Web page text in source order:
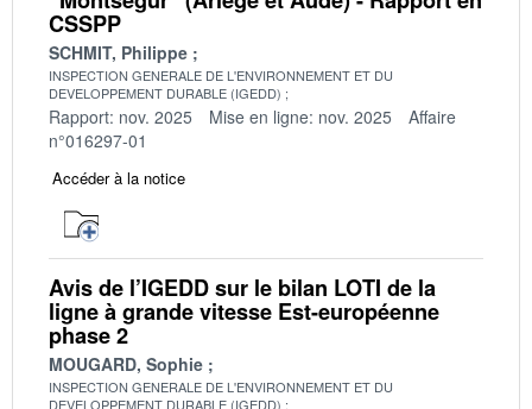
CSSPP
SCHMIT, Philippe
INSPECTION GENERALE DE L'ENVIRONNEMENT ET DU
DEVELOPPEMENT DURABLE (IGEDD)
Rapport: nov. 2025 Mise en ligne: nov. 2025
Affaire
n°016297-01
Accéder à la notice
Avis de l’IGEDD sur le bilan LOTI de la
ligne à grande vitesse Est-européenne
phase 2
MOUGARD, Sophie
INSPECTION GENERALE DE L'ENVIRONNEMENT ET DU
DEVELOPPEMENT DURABLE (IGEDD)